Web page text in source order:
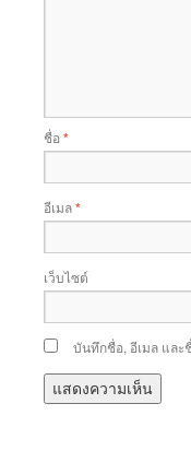
ชื่อ *
อีเมล*
เว็บไซต์
บันทึกชื่อ, อีเมล และ